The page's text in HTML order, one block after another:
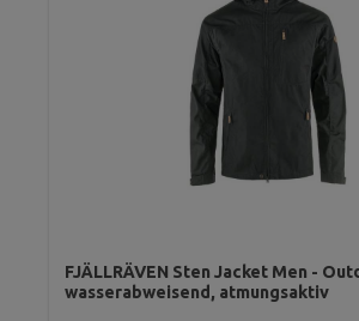
FJÄLLRÄVEN Sten Jacket Men -
wasserabweisend, atmungsaktiv